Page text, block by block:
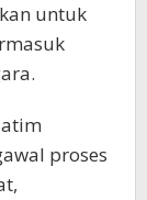
untuk
proses